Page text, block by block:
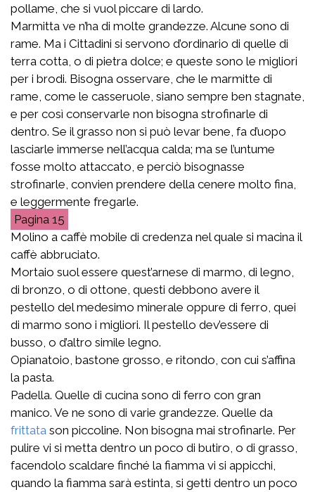
pollame, che si vuol piccare di lardo.
Marmitta ve n’ha di molte grandezze. Alcune sono di
rame. Ma i Cittadini si servono d’ordinario di quelle di
terra cotta, o di pietra dolce; e queste sono le migliori
per i brodi. Bisogna osservare, che le marmitte di
rame, come le casseruole, siano sempre ben stagnate,
e per così conservarle non bisogna strofinarle di
dentro. Se il grasso non si può levar bene, fa d’uopo
lasciarle immerse nell’acqua calda; ma se l’untume
fosse molto attaccato, e perciò bisognasse
strofinarle, convien prendere della cenere molto fina,
e leggermente fregarle.
15
Molino a caffè mobile di credenza nel quale si macina il
caffè abbruciato.
Mortaio suol essere quest’arnese di marmo, di legno,
di bronzo, o di ottone, questi debbono avere il
pestello del medesimo minerale oppure di ferro, quei
di marmo sono i migliori. Il pestello dev’essere di
busso, o d’altro simile legno.
Opianatoio, bastone grosso, e ritondo, con cui s’affina
la pasta.
Padella. Quelle di cucina sono di ferro con gran
manico. Ve ne sono di varie grandezze. Quelle da
frittata son piccoline. Non bisogna mai strofinarle. Per
pulire vi si metta dentro un poco di butiro, o di grasso,
facendolo scaldare finché la fiamma vi si appicchi,
quando la fiamma sarà estinta, si getti dentro un poco